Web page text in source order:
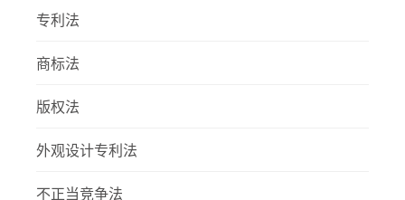
专利法
商标法
版权法
外观设计专利法
不正当竞争法